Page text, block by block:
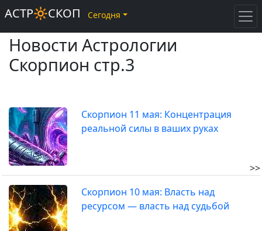
Новости Астрологии
Скорпион стр.3
Скорпион 11 мая: Концентрация
реальной силы в ваших руках
>>
Скорпион 10 мая: Власть над
ресурсом — власть над судьбой
АСТР🔆СКОП Сегодня